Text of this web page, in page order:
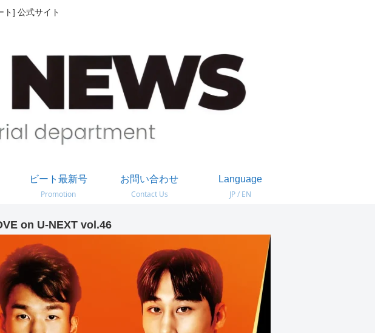
ト] 公式サイト
ビート最新号
Promotion
お問い合わせ
Contact Us
Language
JP / EN
on U-NEXT vol.46